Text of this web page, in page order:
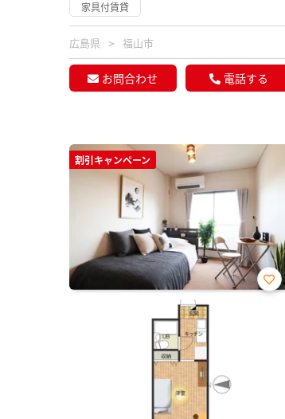
家具付賃貸
広島県 福山市
お問合わせ 電話する
割引キャンペーン
お気